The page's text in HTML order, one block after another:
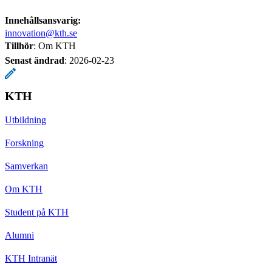
Innehållsansvarig:
innovation@kth.se
Tillhör: Om KTH
Senast ändrad: 2026-02-23
KTH
Utbildning
Forskning
Samverkan
Om KTH
Student på KTH
Alumni
KTH Intranät